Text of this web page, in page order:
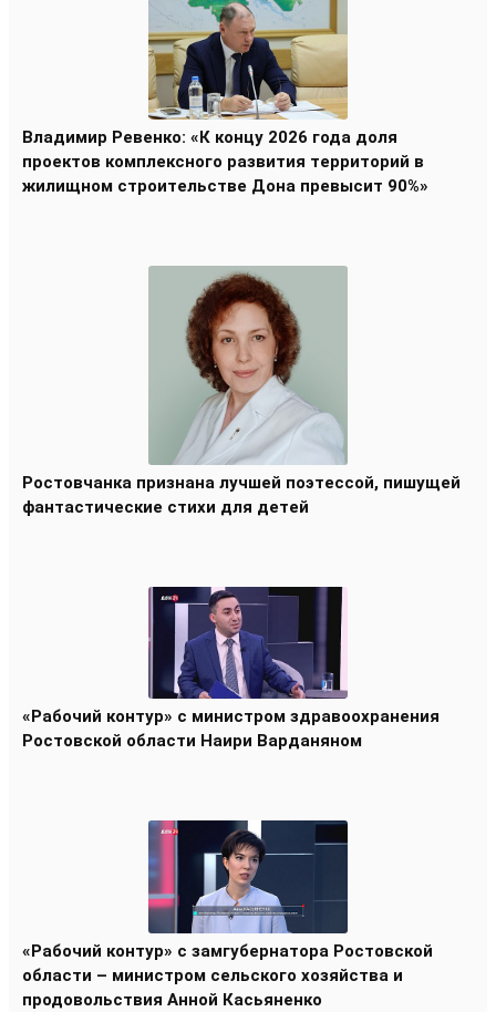
Владимир Ревенко: «К концу 2026 года доля
проектов комплексного развития территорий в
жилищном строительстве Дона превысит 90%»
Ростовчанка признана лучшей поэтессой, пишущей
фантастические стихи для детей
«Рабочий контур» с министром здравоохранения
Ростовской области Наири Варданяном
«Рабочий контур» с замгубернатора Ростовской
области – министром сельского хозяйства и
продовольствия Анной Касьяненко